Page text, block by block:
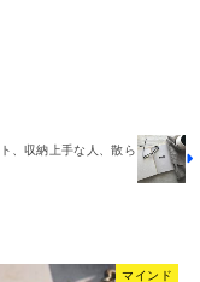
、収納上手な人、散ら
マインド